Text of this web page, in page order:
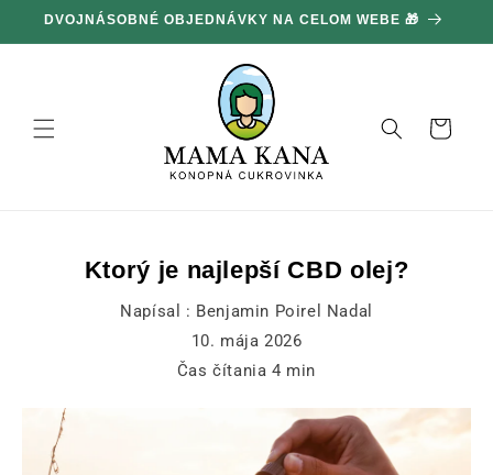
a prejsť
na obsah
DVOJNÁSOBNÉ OBJEDNÁVKY NA CELOM WEBE 🎁
Košík
Ktorý je najlepší CBD olej?
Napísal : Benjamin Poirel Nadal
10. mája 2026
Čas čítania4 min